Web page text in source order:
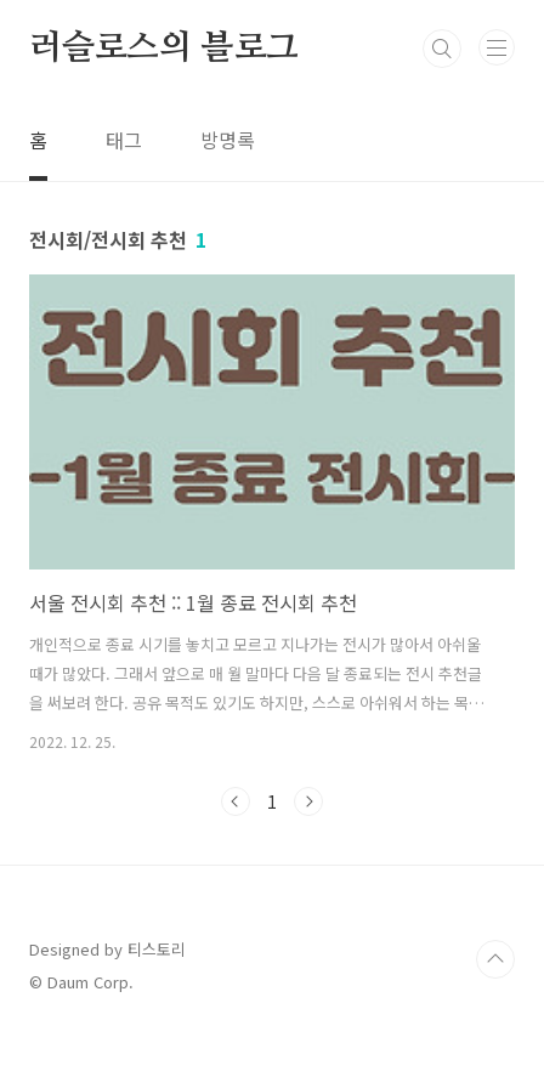
러슬로스의 블로그
홈 태그 방명록
전시회/전시회 추천 1
서울 전시회 추천 :: 1월 종료 전시회 추천
개인적으로 종료 시기를 놓치고 모르고 지나가는 전시가 많아서 아쉬울
때가 많았다. 그래서 앞으로 매 월 말마다 다음 달 종료되는 전시 추천글
을 써보려 한다. 공유 목적도 있기도 하지만, 스스로 아쉬워서 하는 목적
도 있어서 안 가본 곳과 가본 곳 구분 없이 두세 곳 글을 써보려 한다. 혹
좋을 것 같다. 1. 장줄리앙 : 그러면 거기_DDP 서울 전시회 후기 :: 장줄리
2022. 12. 25.
1
Designed by 티스토리
© Daum Corp.